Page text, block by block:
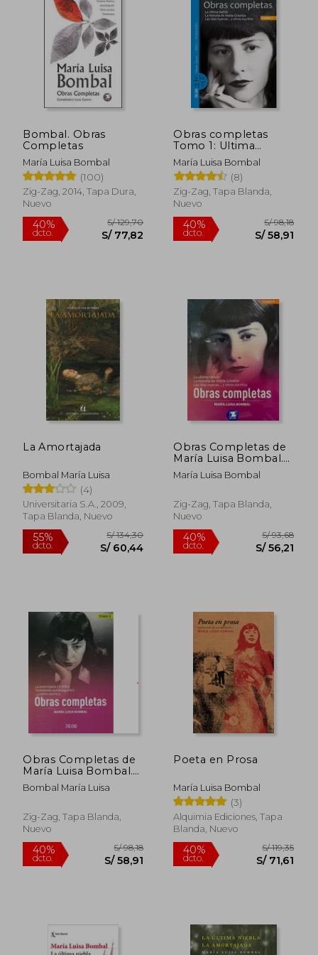
Bombal. Obras
Completas
María Luisa Bombal
(100)
Zig-Zag, 2014, Tapa Dura,
Nuevo
40%
dcto.
S/ 129,70
S/ 77,82
Obras completas
Tomo 1: Ultima
Niebla, Historia de
Maria Griselda y Otros
María Luisa Bombal
(8)
Zig-Zag, Tapa Blanda,
Nuevo
dcto.
La Amortajada
Bombal María Luisa
(4)
Universitaria S.A., 2009,
Tapa Blanda, Nuevo
55%
dcto. S/ 60,44
Obras Completas de
María Luisa Bombal.
Tomo 1
María Luisa Bombal
Zig-Zag, Tapa Blanda,
Nuevo
40%
dcto.
Obras Completas de
María Luisa Bombal.
Tomo 2
Bombal María Luisa
Zig-Zag, Tapa Blanda,
Nuevo
Poeta en Prosa
María Luisa Bombal
(3)
Alquimia Ediciones, Tapa
Blanda, Nuevo